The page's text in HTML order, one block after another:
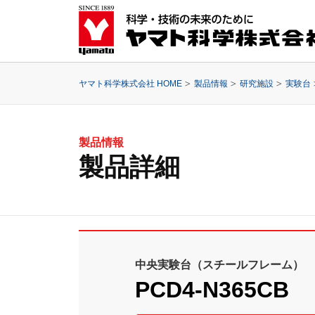
ヤマト科学株式会社 HOME 製品情報 研究施設 実験台
製品情報
製品詳細
中央実験台（スチールフレーム）
PCD4-N365CB